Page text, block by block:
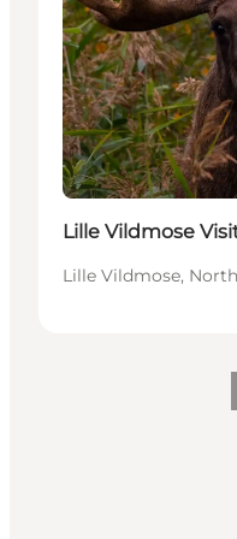
Lille Vildmose
Lille Vildmose,